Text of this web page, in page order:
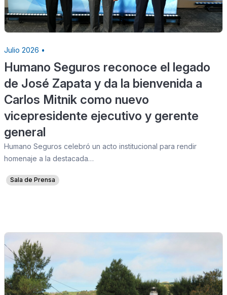
Julio 2026 •
Humano Seguros reconoce el legado
de José Zapata y da la bienvenida a
Carlos Mitnik como nuevo
vicepresidente ejecutivo y gerente
general
Humano Seguros celebró un acto institucional para rendir
homenaje a la destacada…
Sala de Prensa